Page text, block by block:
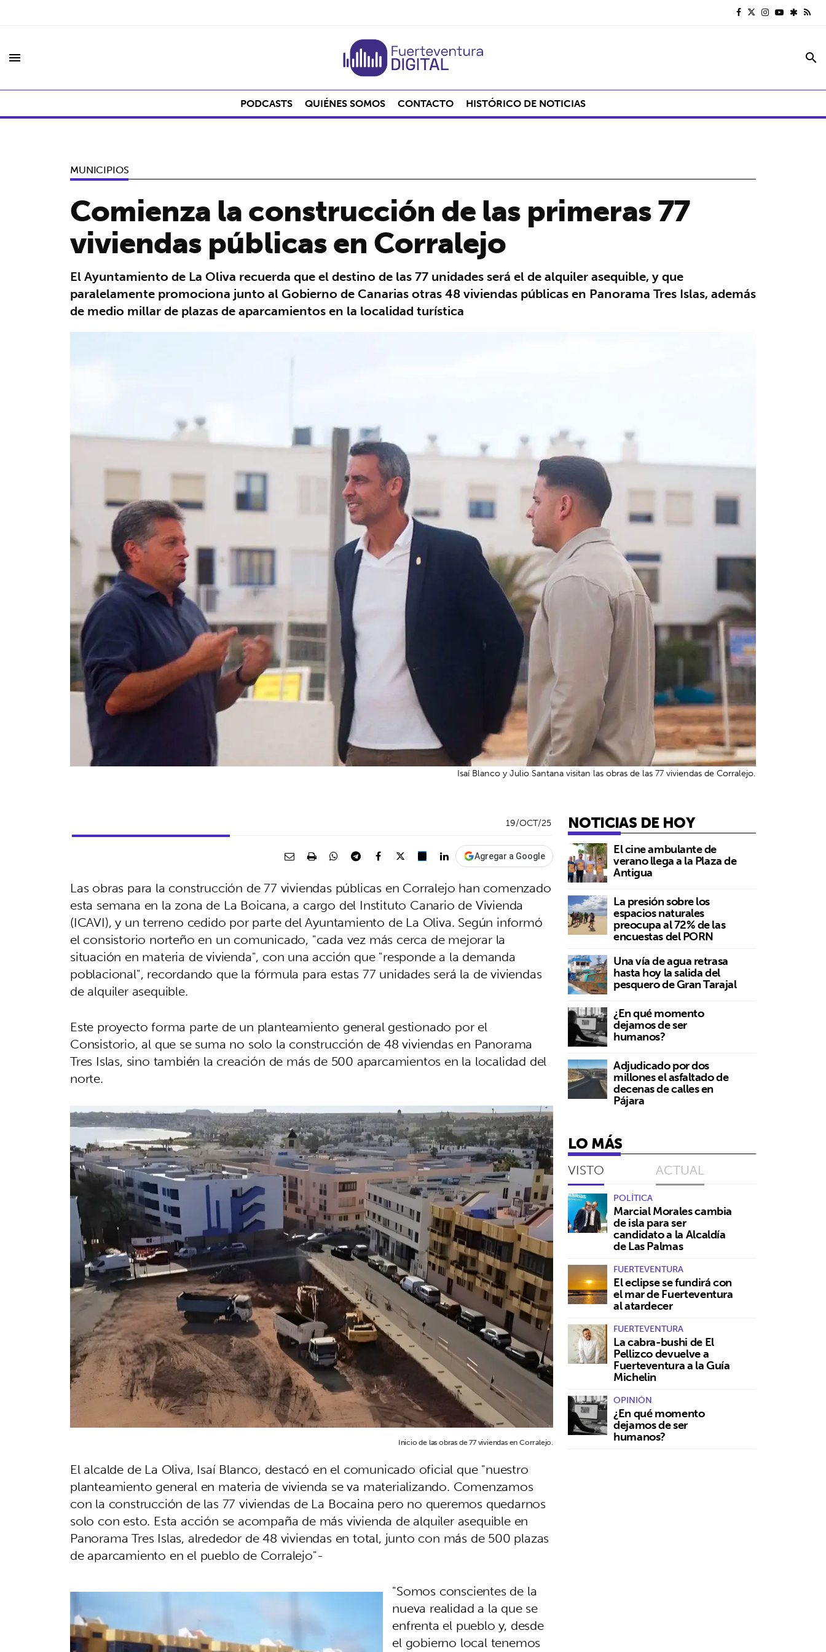
menu search
PODCASTS QUIÉNES SOMOS CONTACTO HISTÓRICO DE NOTICIAS
MUNICIPIOS
Comienza la construcción de las primeras 77
viviendas públicas en Corralejo
El Ayuntamiento de La Oliva recuerda que el destino de las 77 unidades será el de alquiler asequible, y que
paralelamente promociona junto al Gobierno de Canarias otras 48 viviendas públicas en Panorama Tres Islas, además
de medio millar de plazas de aparcamientos en la localidad turística
Isaí Blanco y Julio Santana visitan las obras de las 77 viviendas de Corralejo.
19/OCT/25
Agregar a Google
Las obras para la construcción de 77 viviendas públicas en Corralejo han comenzado
esta semana en la zona de La Boicana, a cargo del Instituto Canario de Vivienda
(ICAVI), y un terreno cedido por parte del Ayuntamiento de La Oliva. Según informó
el consistorio norteño en un comunicado, "cada vez más cerca de mejorar la
situación en materia de vivienda", con una acción que "responde a la demanda
poblacional", recordando que la fórmula para estas 77 unidades será la de viviendas
de alquiler asequible.
Este proyecto forma parte de un planteamiento general gestionado por el
Consistorio, al que se suma no solo la construcción de 48 viviendas en Panorama
Tres Islas, sino también la creación de más de 500 aparcamientos en la localidad del
norte.
Inicio de las obras de 77 viviendas en Corralejo.
El alcalde de La Oliva, Isaí Blanco, destacó en el comunicado oficial que "nuestro
planteamiento general en materia de vivienda se va materializando. Comenzamos
con la construcción de las 77 viviendas de La Bocaina pero no queremos quedarnos
solo con esto. Esta acción se acompaña de más vivienda de alquiler asequible en
Panorama Tres Islas, alrededor de 48 viviendas en total, junto con más de 500 plazas
de aparcamiento en el pueblo de Corralejo"-
"Somos conscientes de la
nueva realidad a la que se
enfrenta el pueblo y, desde
el gobierno local tenemos
NOTICIAS DE HOY
El cine ambulante de
verano llega a la Plaza de
Antigua
La presión sobre los
espacios naturales
preocupa al 72% de las
encuestas del PORN
Una vía de agua retrasa
hasta hoy la salida del
pesquero de Gran Tarajal
¿En qué momento
dejamos de ser
humanos?
Adjudicado por dos
millones el asfaltado de
decenas de calles en
Pájara
LO MÁS
VISTO ACTUAL
POLÍTICA
Marcial Morales cambia
de isla para ser
candidato a la Alcaldía
de Las Palmas
FUERTEVENTURA
El eclipse se fundirá con
el mar de Fuerteventura
al atardecer
FUERTEVENTURA
La cabra-bushi de El
Pellizco devuelve a
Fuerteventura a la Guía
Michelin
OPINIÓN
¿En qué momento
dejamos de ser
humanos?